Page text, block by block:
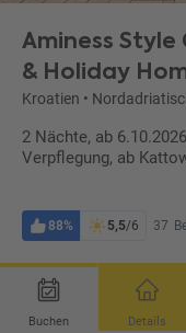
Aminess
& Holiday
Kroatien •
2 Nächte, ab
Verpflegung, ab
88% 5,5/6 37
Buchen Details